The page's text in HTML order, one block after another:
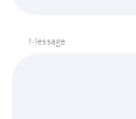
Message